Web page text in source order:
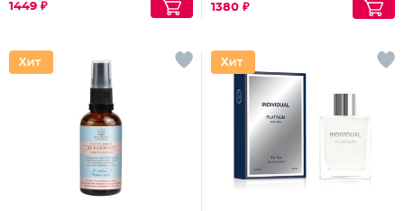
1449 ₽ 1380 ₽